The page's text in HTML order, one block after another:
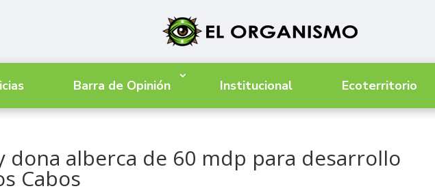
Barra de Opinión Institucional Ecoterritorio
dona alberca de 60 mdp para desarrollo
Cabos